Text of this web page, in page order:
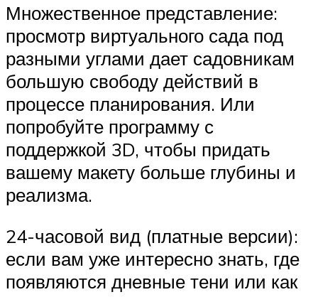
Множественное представление:
просмотр виртуального сада под
разными углами дает садовникам
большую свободу действий в
процессе планирования. Или
попробуйте программу с
поддержкой 3D, чтобы придать
вашему макету больше глубины и
реализма.
24-часовой вид (платные версии):
если вам уже интересно знать, где
появляются дневные тени или как